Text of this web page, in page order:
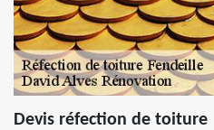
Devis réfection de toiture